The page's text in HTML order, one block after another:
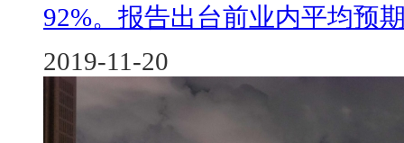
92%。报告出台前业内平均预
2019-11-20